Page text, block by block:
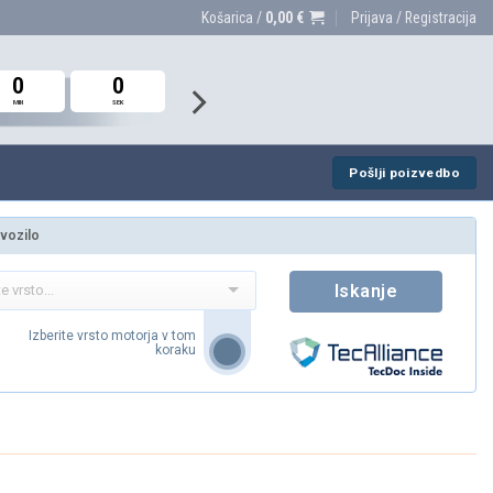
Košarica / 0,00 € Prijava / Registracija
0
MIN
0
SEK
0
MIN
0
SEK
0
MIN
0
SEK
Pošlji poizvedbo
Izberite vrsto motorja v tom
koraku
Iskanje